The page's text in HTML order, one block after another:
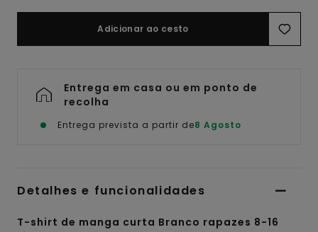
Adicionar ao cesto
Entrega em casa ou em ponto de
recolha
Entrega prevista a partir de8 Agosto
Detalhes e funcionalidades
T-shirt de manga curta Branco rapazes 8-16